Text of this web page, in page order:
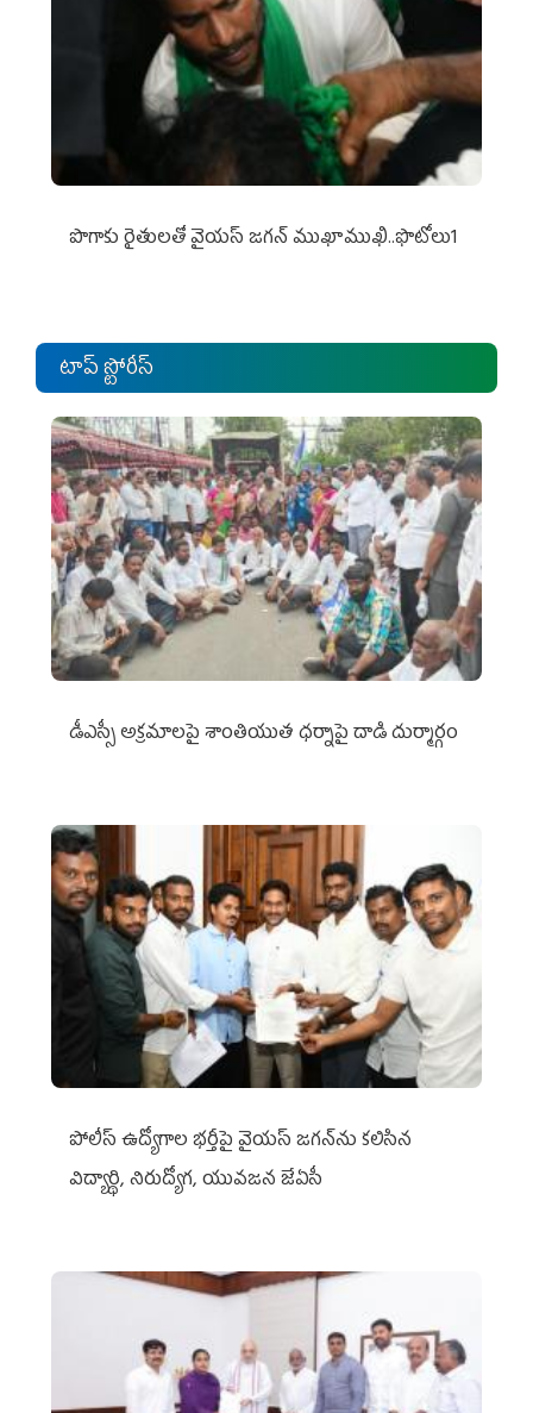
పొగాకు రైతుల‌తో వైయ‌స్ జ‌గ‌న్ ముఖాముఖి..ఫొటోలు1
టాప్ స్టోరీస్
డీఎస్సీ అక్రమాలపై శాంతియుత ధర్నాపై దాడి దుర్మార్గం
పోలీస్ ఉద్యోగాల భర్తీపై వైయస్ జగన్‌ను కలిసిన
విద్యార్థి, నిరుద్యోగ, యువజన జేఏసీ